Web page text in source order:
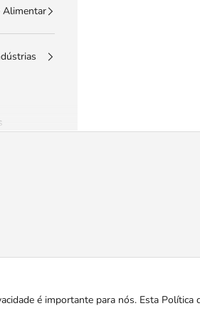
Alimentar
é importante para nós. Esta